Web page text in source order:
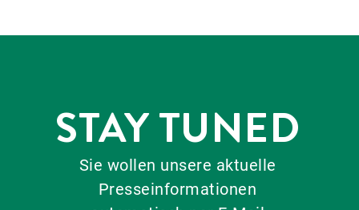
STAY TUNED
Sie wollen unsere aktuelle
Presseinformationen